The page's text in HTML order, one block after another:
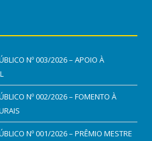
Nº 003/2026 – APOIO À
Nº 002/2026 – FOMENTO À
Nº 001/2026 – PRÊMIO MESTRE